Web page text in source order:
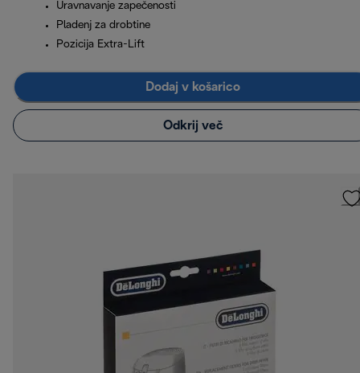
Uravnavanje zapečenosti
Pladenj za drobtine
Pozicija Extra-Lift
Dodaj v košarico
Odkrij več